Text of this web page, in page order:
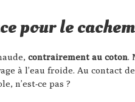
pour le
contrairement au coton.
à l’eau froide. Au contact
n’est-ce pas ?